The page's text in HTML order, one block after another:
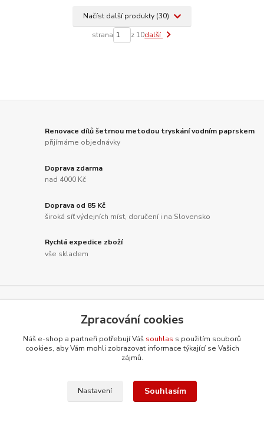
Načíst další produkty (30)
strana z 10další
Renovace dílů šetrnou metodou tryskání vodním paprskem
přijímáme objednávky
Doprava zdarma
nad 4000 Kč
Doprava od 85 Kč
široká síť výdejních míst, doručení i na Slovensko
Rychlá expedice zboží
vše skladem
Nepropásněte novinky, akce a
slevy!
zpracováním osobních údajůza účelem rozesílky newsletteru.
Zpracování cookies
Náš e-shop a partneři potřebují Váš souhlas s použitím souborů
cookies, aby Vám mohli zobrazovat informace týkající se Vašich
zájmů.
Nastavení Souhlasím